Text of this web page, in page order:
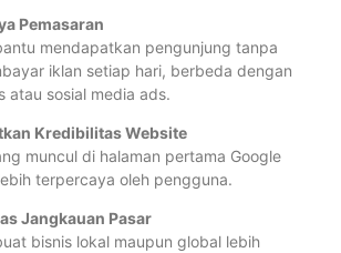
Pemasaran
mendapatkan pengunjung tanpa
iklan setiap hari, berbeda dengan
atau sosial media ads.
Kredibilitas Website
muncul di halaman pertama Google
terpercaya oleh pengguna.
Jangkauan Pasar
bisnis lokal maupun global lebih